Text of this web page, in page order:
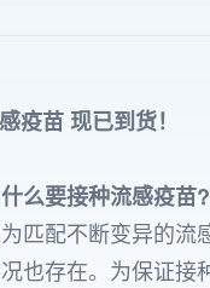
疫苗 现已到货！
么要接种流感疫苗?
匹配不断变异的
也存在。为保证